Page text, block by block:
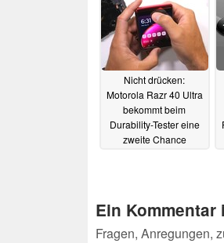
Nicht drücken:
Motorola Razr 40 Ultra
bekommt beim
Durability-Tester eine
zweite Chance
Ein Kommentar
Fragen, Anregungen,